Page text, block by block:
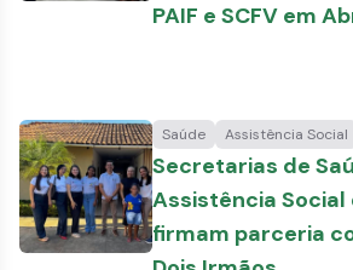
PAIF e SCFV em
Saúde Assistência Social
Secretarias de
Assistência
firmam parceria